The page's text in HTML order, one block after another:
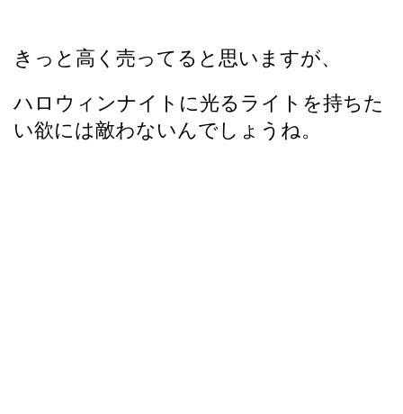
きっと高く売ってると思いますが、
ハロウィンナイトに光るライトを持ちた
い欲には敵わないんでしょうね。